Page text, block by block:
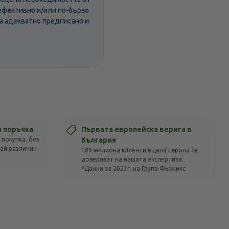
и/или по-бързо
адекватно предписано и
поръчка
без
различни
Първата европейска верига в
България
189 милиона клиенти в цяла Европа се
доверяват на нашата експертиза.
*Данни за 2023г. на Група Фьоникс